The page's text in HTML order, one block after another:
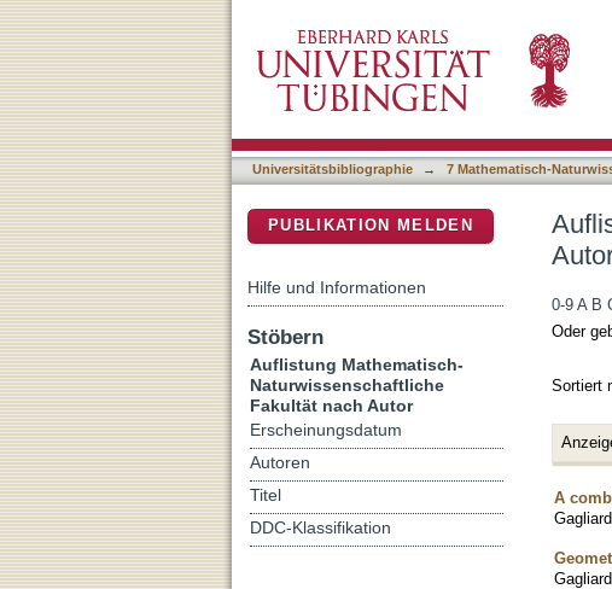
Universitätsbibliographie → 7 Mathematisch-
0-9 A B
Oder
Sortiert
A
PUBLIKATION MELDEN
Hilfe und Informationen
Stöbern
Auflistung Mathematisch-
Naturwissenschaftliche
Fakultät nach Autor
Erscheinungsdatum
Autoren
Titel
DDC-Klassifikation